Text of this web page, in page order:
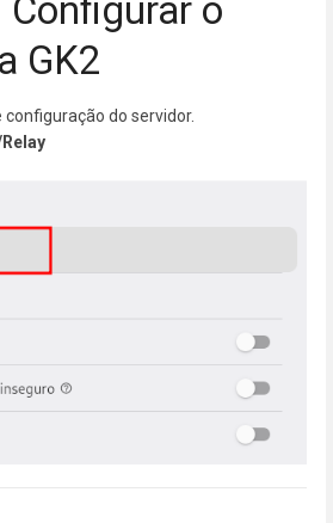
o
GK2
do servidor.